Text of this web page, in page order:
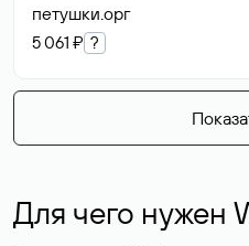
петушки.орг
5 061 ₽ ?
Для чего нужен